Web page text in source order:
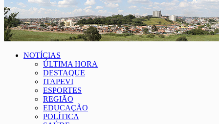
NOTÍCIAS
ÚLTIMA HORA
DESTAQUE
ITAPEVI
ESPORTES
REGIÃO
EDUCAÇÃO
POLÍTICA